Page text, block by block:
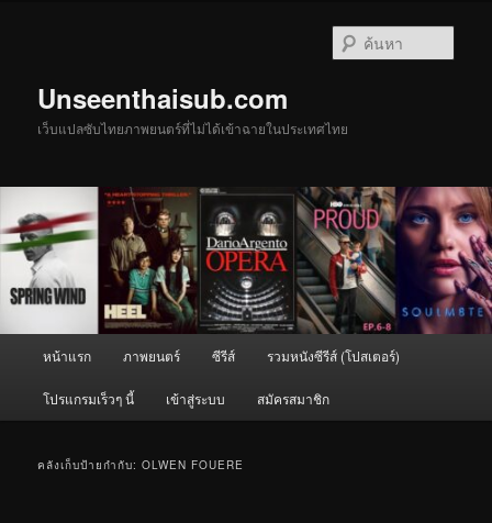
Unseenthaisub.com
เว็บแปลซับไทยภาพยนตร์ที่ไม่ได้เข้าฉายในประเทศไทย
หน้าแรก ภาพยนตร์ ซีรีส์ รวมหนังซีรีส์ (โปสเตอร์)
โปรแกรมเร็วๆ นี้ เข้าสู่ระบบ สมัครสมาชิก
คลังเก็บป้ายกำกับ:OLWEN FOUERE